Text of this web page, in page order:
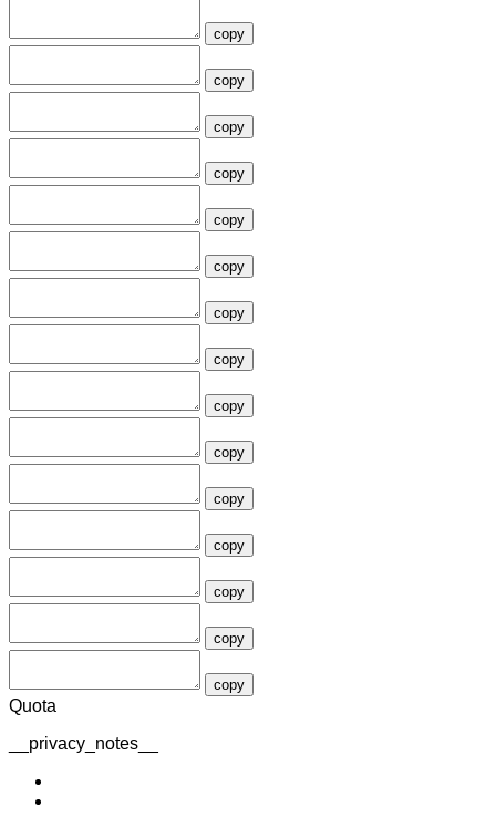
copy
copy
copy
copy
copy
copy
copy
copy
copy
copy
copy
copy
copy
copy
copy
Quota
__privacy_notes__